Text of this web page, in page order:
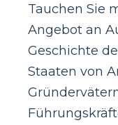
Tauchen Sie
Angebot an
Geschichte
Staaten von